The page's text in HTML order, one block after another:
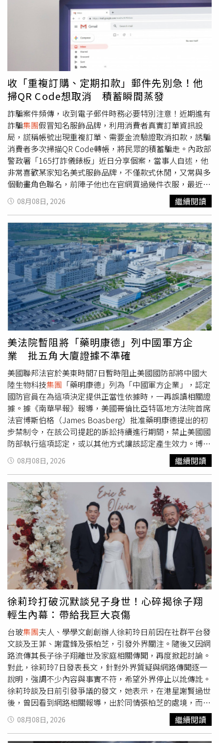
「Nobitex」提供實質性支持。美國早在6月2日便對
Nobitex實施制裁，指控該交易所協助伊朗政府規避西方制
裁；當時的制裁同樣是在《路透社》報導後宣布的。對此，
美國財政部長貝森特（Scott Bessent）在聲明中表示：
「財政部將追查並瓦解那些讓伊朗政權得以維持運作的非法
金融網路。」同樣在7日，美國財政部宣布制裁另1家位於伊
朗的加密貨幣交易所「Aban Tether」，指控該交易所為包
括Nobitex在內、遭美國制裁的伊朗實體處理數百萬美元交
易。Shelbit的網站已經關閉數個月，客戶無法透過網站進
行交易，但該交易所仍持續處理資金，甚至在美以侵略伊朗
期間也沒有停止。《路透社》調查報導刊出隔天，Shelbit
網站便重新啟用。Shelbit在8月1日重新啟用的網站上發表
聲明表示：「Shelbit LLC斷然否認任何指控該公司知情且
參與洗錢、恐怖主義融資、非法賭博活動、規避制裁，或代
表任何遭制裁、軍事或政府組織從事活動的說法。」同時表
示，公司已於2026年1月停止營運。《路透社》的報導還披
露，流經Shelbit的加密貨幣中，有數千萬美元來自1項疑似
由伊朗經營的比特幣挖礦業務，該業務透過挖礦產生新的數
位貨幣。另外還有數百萬美元與1個非法賭博網路有關，該
網路由2名在伊朗社群媒體上具有高知名度的網紅經營。美
國財政部對此在公布於官方網站的聲明中宣稱：「伊朗政權
允許這個賭博網路運作，凸顯了其虛偽與腐敗。」
收「重複訂購、定期扣款」郵件先別急！他
掃QR Code想取消 積蓄瞬間蒸發
詐騙案件頻傳，收到電子郵件時務必要特別注意！近期進有
詐騙集團假冒知名服飾品牌，利用消費者真實訂單資訊設
局，謊稱帳號出現重複訂單、需要金流驗證取消扣款，誘騙
消費者多次掃描QR Code轉帳，將民眾的積蓄騙走。內政部
警政署「165打詐儀錶板」近日分享個案，當事人自述，他
非常喜歡某家知名美式服飾品牌，不僅款式休閒，又常與多
個動畫角色聯名，前陣子他也在官網買過幾件衣服，最近他
就收到一封電子郵件，主旨寫著「他的名字＋該品牌訂
單」，內容則提及，他的帳號被系統監測到重複訂購、定期
扣款訂單，若沒有立即取消，後續將會持續扣款。當事人
說，這封電子郵件中，有他當初所有的訂單資訊，無論是購
買日期、訂購商品與個人資料，都沒有錯誤，看起來似乎是
真的官方通知郵件，加上文末有客服LINE連結，他擔心真
的被重複扣款，便趕緊點擊連結處理。當事人指出，加入
LINE客服後，對方先確認個資及訂單資訊，接著表示他的
訂單確實因系統設定錯誤而重複建立，需要由合作金流公司
的專員協助解除設定，接著客服又介紹另一位金流公司專員
給他，專員快速向他說明，強調必須完成金流驗證才能取消
異常訂單，只要依照指示操作，就能完成退款及取消程序。
當事人提到，專員隨即傳來數個QR Code，要求掃描後依照
指示操作，他當下並沒有多想，一次又一次掃描QR Code轉
帳，事後他向家人提起這件事，家人一聽就覺得不對勁，質
疑整個過程不似一般認證流程，反而像是把錢轉到陌生帳
戶。當事人無奈道，他此時才趕緊回頭查看自己的帳戶交易
紀錄，發現短時間內積蓄已經被轉出一大半，而他上網搜尋
該服飾品牌時，也才驚覺有很多人因相同手法上當受騙。對
此，「165打詐儀錶板」也列出4招防詐小撇步：1、收到電
子郵件提及「重複下單」、「訂單異常」、「誤設分期付
款」等通知時，不要點擊郵件內提供的LINE連結，應直接
登入官方網站或APP查詢聯繫。2、真正的客服及金流公
司，不會要求民眾掃描QR Code進行匯款來取消訂單。3、
凡是要求操作ATM、網銀或QR Code轉帳解除設定，幾乎都
是詐騙。4、遇有可疑情況，可先撥打品牌官方客服查證或
165反詐騙專線諮詢。
08月08日, 2026 繼續閱讀
美法院暫阻將「藥明康德」列中國軍方企
業 批五角大廈證據不準確
美國聯邦法官於美東時間7日暫時阻止美國國防部將中國大
陸生物科技集團 「藥明康德」列為「中國軍方企業」，認定
國防官員在為這項決定提供正當性依據時，一再誤讀相關證
據。據《南華早報》報導，美國哥倫比亞特區地方法院首席
法官博斯伯格（James Boasberg）批准藥明康德提出的初
步禁制令，在該公司提起的訴訟持續進行期間，禁止美國國
防部執行這項認定，或以其他方式讓該認定產生效力。博斯
伯格在長達35頁的判決意見書中寫道：「紅字標記會傳達1
個明確訊息：遠離。」他指出，在藥明康德遭到列名之後，
一些客戶與供應商取消合約、終止長期合作關係，或將業務
轉向藥明康德的競爭對手。美國國防部發言人拒絕針對這項
裁決置評，也沒有說明國防部是否計畫提出上訴，理由是國
防部一向不評論正在進行中的訴訟案件。藥明康德則沒有立
即回應置評請求。這項裁決代表這個中國最大型的製藥研究
與製造服務業者之一，在美國取得了初步的法律勝利，同時
也挫敗了華府日益擴大針對中國大型商業企業採取國家安全
限制的做法。不過，這項裁決並未永久將藥明康德從美國國
防部依據《國防授權法》第1260H條（Section 1260H）建
立的名單中移除，也沒有阻止國防部未來再次將藥明康德列
入名單，只要國防部所使用的證據與法律論證能夠符合相關
法律要求即可。這項命令也不影響阿里巴巴、百度、比亞迪
及其他已被美國國防部列入該名單的中國企業。不過，分析
人士表示，博斯伯格拒絕接受缺乏支持、或遭到不準確描述
的證據，可能強化其他中國企業針對類似列名決定提出法律
挑戰的基礎，尤其是那些建立在企業與中國政府或軍方，存
在間接關聯之上的認定。
08月08日, 2026 繼續閱讀
徐莉玲打破沉默談兒子身世！心碎揭徐子翔
輕生內幕：帶給我巨大哀傷
台玻集團夫人、學學文創創辦人徐莉玲日前因在社群平台發
文談及王菲、謝霆鋒及張柏芝，引發外界關注。隨後又因網
路流傳其長子徐子翔離世及家庭相關傳聞，再度掀起討論。
對此，徐莉玲7日發表長文，針對外界質疑與網路傳聞逐一
說明，強調不少內容與事實不符，希望外界停止以訛傳訛。
徐莉玲談及日前引發爭議的發文，她表示，在港星謝賢過世
後，曾因看到網路相關報導，出於同情張柏芝的處境，而發
文鼓勵對方，不過隔天便已自行刪除。她坦言，自己其實並
不認識張柏芝，只是誤信網路上的相關內容，沒想到會引起
08月08日, 2026 繼續閱讀